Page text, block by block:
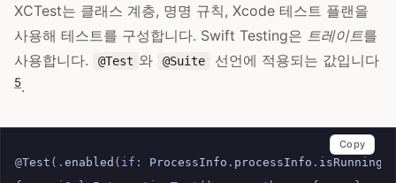
XCTest는 클래스 계층, 명명 규칙, Xcode 테스트 플랜을
사용해 테스트를 구성합니다. Swift Testing은 트레이트를
사용합니다.
@Test 와 @Suite 선언에 적용되는 값입니다
5.
@Test (. enabled ( if : ProcessInfo . processInfo .
Copy